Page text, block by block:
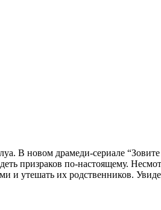
В новом драмеди-сериале
призраков по-настоящему.
и утешать их родственников.